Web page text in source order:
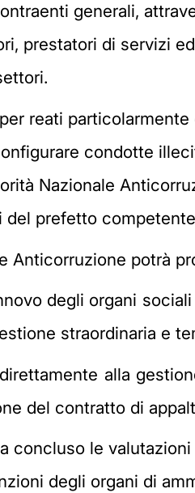
generali,
prestatori di servizi
reati
condotte
Nazionale
del prefetto
Anticorruzione potrà
degli organi
straordinaria e
alla
del contratto di
concluso le
degli organi di